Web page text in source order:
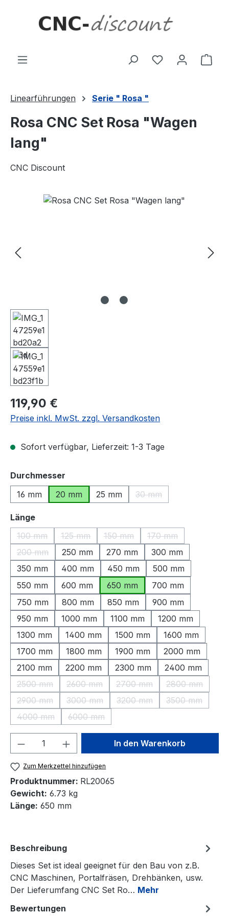
Linearführungen Serie " Rosa "
Rosa CNC Set Rosa "Wagen
lang"
CNC Discount
Bildergalerie überspringen
Regulärer Preis:
119,90 €
Preise inkl. MwSt. zzgl. Versandkosten
Sofort verfügbar, Lieferzeit: 1-3 Tage
Durchmesser
16 mm
20 mm 25 mm 30 mm
(Diese Option ist
Längeauswählen
100 mm
(Diese Option ist zurzeit nicht verfügbar.)
125 mm
(Diese Option ist zurzeit nicht verfügbar.)
150 mm
(Diese Option ist zurzeit nicht
170 mm
(Diese Option ist
200 mm
(Diese Option ist zurzeit nicht verfügbar.)
250 mm 270 mm
300 mm
350 mm
400 mm 450 mm
500 mm
550 mm
600 mm 650 mm
700 mm
750 mm
800 mm 850 mm
900 mm
950 mm
1000 mm 1100 mm
1200 mm
1300 mm
1400 mm 1500 mm
1600 mm
1700 mm
1800 mm 1900 mm
2000 mm
2100 mm
2200 mm 2300 mm
2400 mm
2500 mm
(Diese Option ist zurzeit nicht verfügbar.)
2600 mm
(Diese Option ist zurzeit nicht verfügbar.)
2700 mm
(Diese Option ist zurzeit
2800 mm
(Diese
2900 mm
(Diese Option ist zurzeit nicht verfügbar.)
3000 mm
(Diese Option ist zurzeit nicht verfügbar.)
3200 mm
(Diese Option ist zurzeit
3500 mm
(Diese
4000 mm
(Diese Option ist zurzeit nicht verfügbar.)
6000 mm
(Diese Option ist zurzeit nicht verfügbar.)
Produkt Anzahl: Gib denIn den Warenkorb
Zum Merkzettel hinzufügen
Produktnummer: RL20065
Gewicht: 6.73 kg
Länge: 650 mm
Beschreibung
Dieses Set ist ideal geeignet für den Bau von z.B.
CNC Maschinen, Portalfräsen, Drehbänken, usw.
Der Lieferumfang CNC Set Ro… Mehr
Bewertungen